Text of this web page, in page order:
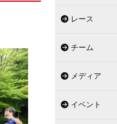
レース
チーム
メディア
イベント